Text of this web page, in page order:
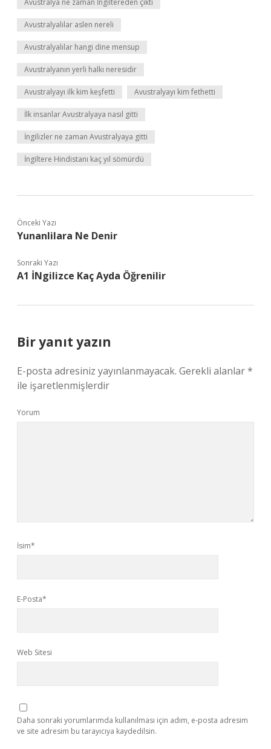
Avustralya ne zaman İngiltereden çıktı
Avustralyalılar aslen nereli
Avustralyalılar hangi dine mensup
Avustralyanın yerli halkı neresidir
Avustralyayı ilk kim keşfetti Avustralyayı kim fethetti
İlk insanlar Avustralyaya nasıl gitti
İngilizler ne zaman Avustralyaya gitti
İngiltere Hindistanı kaç yıl sömürdü
Önceki Yazı
Yunanlilara Ne Denir
Sonraki Yazı
A1 İNgilizce Kaç Ayda Öğrenilir
Bir yanıt yazın
E-posta adresiniz yayınlanmayacak. Gerekli alanlar*
ile işaretlenmişlerdir
Yorum
İsim*
E-Posta*
Web Sitesi
Daha sonraki yorumlarımda kullanılması için adım, e-posta adresim
ve site adresim bu tarayıcıya kaydedilsin.